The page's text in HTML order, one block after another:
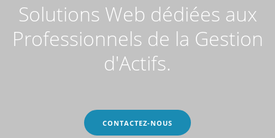
Solutions Web dédiées aux
Professionnels de la Gestion
d'Actifs.
CONTACTEZ-NOUS